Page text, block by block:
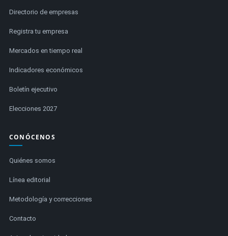
Directorio de empresas
Registra tu empresa
Mercados en tiempo real
Indicadores económicos
Boletín ejecutivo
Elecciones 2027
CONÓCENOS
Quiénes somos
Línea editorial
Metodología y correcciones
Contacto